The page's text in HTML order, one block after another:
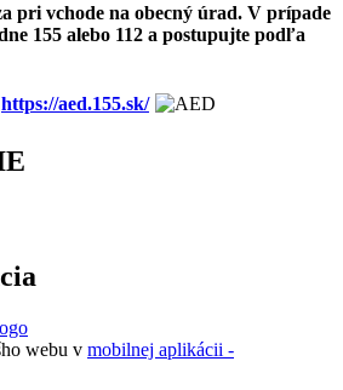
pri vchode na obecný úrad. V prípade
155 alebo 112 a postupujte podľa
https://aed.155.sk/
webu v mobilnej aplikácii -